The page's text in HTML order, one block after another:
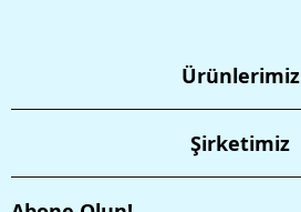
Ürünlerimiz
Şirketimiz